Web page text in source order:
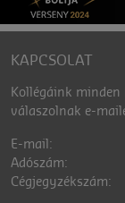
KAPCSOLAT
Kollégáink
válaszolnak e-
E-mail:
Adószám:
Cégjegyzékszám: